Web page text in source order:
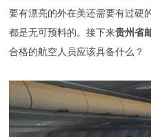
要有漂亮的外在美还需要有过硬
都是无可预料的。接下来贵州省
合格的航空人员应该具备什么？